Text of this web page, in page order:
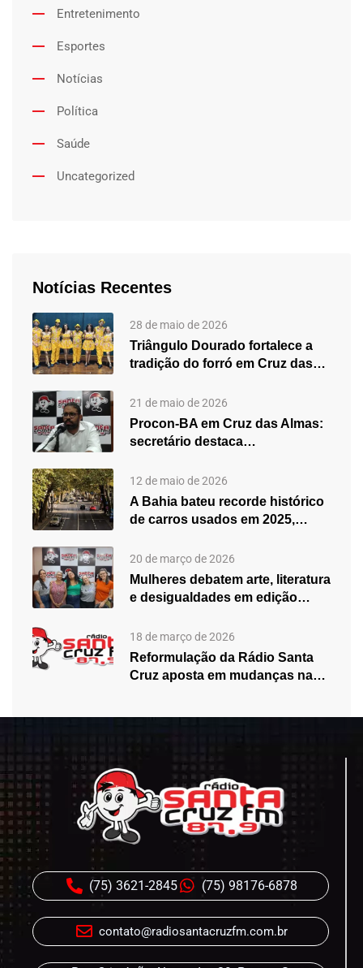
Entretenimento
Esportes
Notícias
Política
Saúde
Uncategorized
Notícias Recentes
28 de maio de 2026
Triângulo Dourado fortalece a
tradição do forró em Cruz das…
21 de maio de 2026
Procon-BA em Cruz das Almas:
secretário destaca
12 de maio de 2026
A Bahia bateu recorde histórico
de carros usados em 2025,…
20 de março de 2026
Mulheres debatem arte, literatura
e desigualdades em edição
18 de março de 2026
Reformulação da Rádio Santa
Cruz aposta em mudanças na
(75) 3621-2845 (75) 98176-6878
contato@radiosantacruzfm.com.br